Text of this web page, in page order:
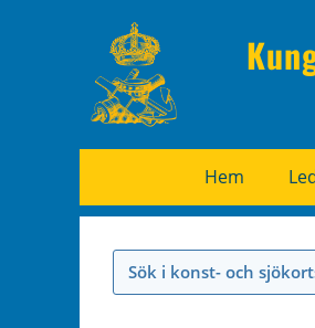
Hem
Sök i konst- och